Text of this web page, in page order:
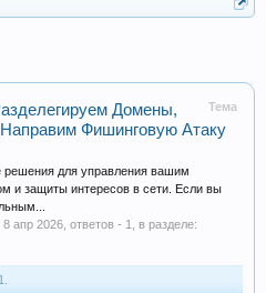
Тема
Домены,
Фишинговую Атаку
решения для управления вашим
и защиты интересов в сети. Если вы
8 апр 2026 , ответов - 1, в разделе: